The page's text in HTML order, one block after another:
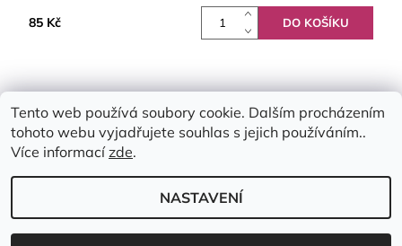
85 Kč
2026 © Emimis.cz, všechna práva vyhrazena
Tento web používá soubory cookie. Dalším procházením
tohoto webu vyjadřujete souhlas s jejich používáním..
Více informacízde.
NASTAVENÍ